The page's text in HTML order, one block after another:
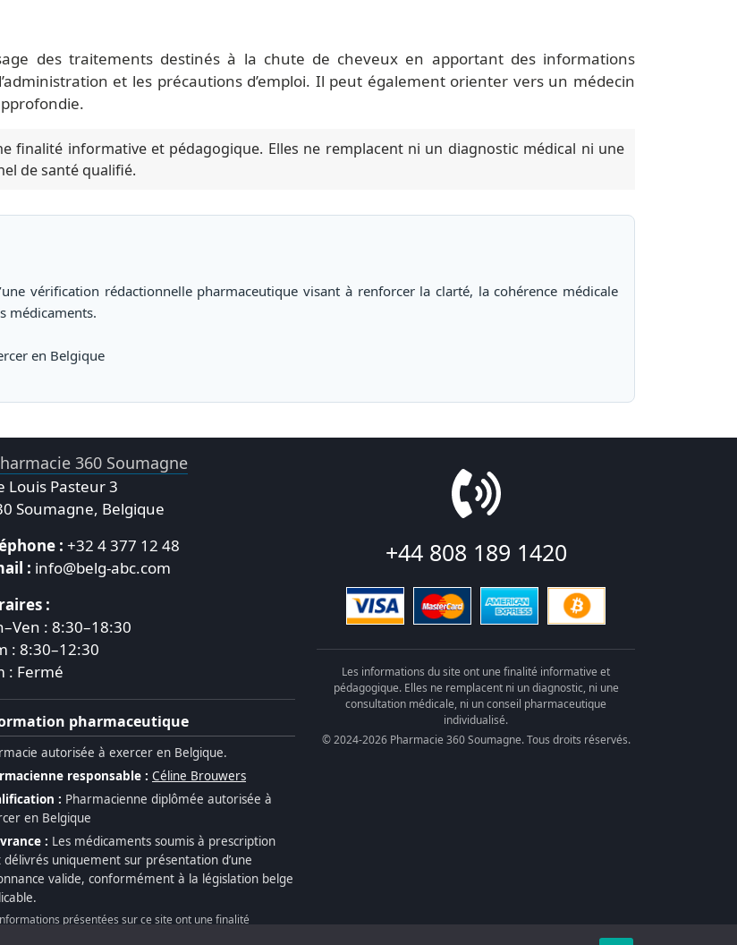
des traitements destinés à la chute de cheveux en apportant des informations
et les précautions d’emploi. Il peut également orienter vers un médecin
finalité informative et pédagogique. Elles ne remplacent ni un diagnostic médical ni une
de santé qualifié.
vérification rédactionnelle pharmaceutique visant à renforcer la clarté, la cohérence médicale
médicaments.
en Belgique
360 Soumagne
Louis Pasteur 3
Soumagne, Belgique
: +32 4 377 12 48
: info@belg-abc.com
:
: 8:30–18:30
: 8:30–12:30
: Fermé
pharmaceutique
autorisée à exercer en Belgique.
responsable : Céline Brouwers
: Pharmacienne diplômée autorisée à
en Belgique
: Les médicaments soumis à prescription
délivrés uniquement sur présentation d’une
valide, conformément à la législation belge
présentées sur ce site ont une finalité
+44 808 189 1420
Les informations du site ont une finalité informative et
pédagogique. Elles ne remplacent ni un diagnostic, ni une
consultation médicale, ni un conseil pharmaceutique
individualisé.
© 2024-2026 Pharmacie 360 Soumagne. Tous droits réservés.